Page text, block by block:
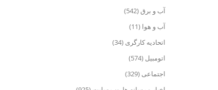
آب و برق (542)
آب و هوا (11)
اتحادیه کارگری (34)
اتومبیل (574)
اجتماعی (329)